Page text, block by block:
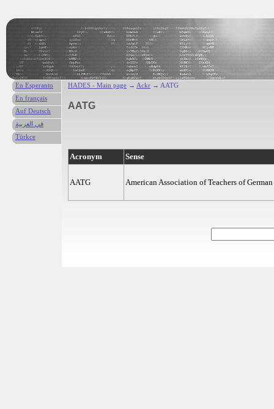
HADES - Main page → Ackr → AATG
AATG
Acronym Sense
AATG American Association of Teachers of German
En Esperanto
En français
Auf Deutsch
في العربية
Türkce